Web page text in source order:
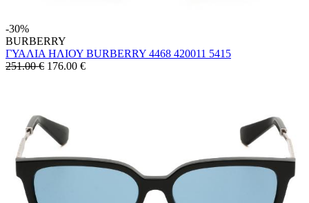
-30%
BURBERRY
ΓΥΑΛΙΑ ΗΛΙΟΥ BURBERRY 4468 420011 5415
251.00 € 176.00 €